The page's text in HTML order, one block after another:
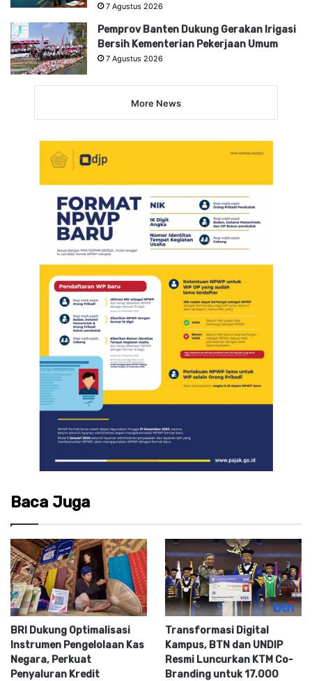
7 Agustus 2026
Pemprov Banten Dukung Gerakan Irigasi
Bersih Kementerian Pekerjaan Umum
7 Agustus 2026
More News
Baca Juga
BRI Dukung Optimalisasi
Instrumen Pengelolaan Kas
Negara, Perkuat
Penyaluran Kredit
Transformasi Digital
Kampus, BTN dan UNDIP
Resmi Luncurkan KTM Co-
Branding untuk 17.000